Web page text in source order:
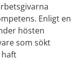
Enligt en
hösten
som sökt
haft